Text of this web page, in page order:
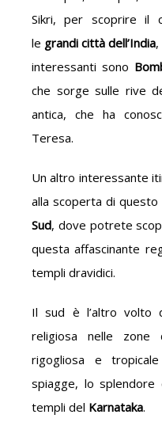
Sikri, per scoprire il
le grandi città dell’India
interessanti sono
che sorge sulle rive
antica, che ha
Teresa.
Un altro interessante
alla scoperta di questo
Sud, dove potrete
questa affascinante
templi dravidici.
Il sud è l’altro volto
religiosa nelle zone
rigogliosa e
spiagge, lo splendore
templi del Karnataka.